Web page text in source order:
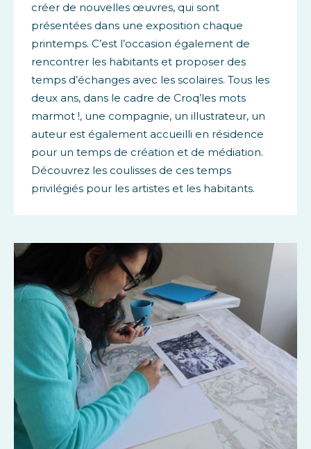
créer de nouvelles œuvres, qui sont
présentées dans une exposition chaque
printemps. C’est l’occasion également de
rencontrer les habitants et proposer des
temps d’échanges avec les scolaires. Tous les
deux ans, dans le cadre de Croq’les mots
marmot !, une compagnie, un illustrateur, un
auteur est également accueilli en résidence
pour un temps de création et de médiation.
Découvrez les coulisses de ces temps
privilégiés pour les artistes et les habitants.